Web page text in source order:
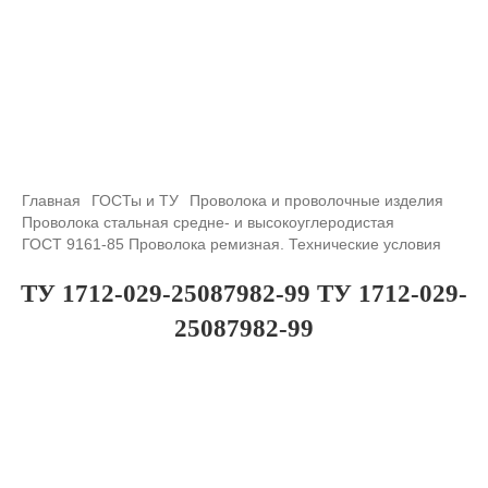
Главная ГОСТы и ТУ
Проволока и проволочные изделия
Проволока стальная средне- и высокоуглеродистая
ГОСТ 9161-85 Проволока ремизная. Технические условия
ТУ 1712-029-25087982-99 ТУ 1712-029-
25087982-99